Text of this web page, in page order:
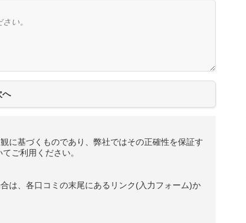
に基づくものであり、弊社ではその正確性を保証す
ご利用ください。
は、各口コミの末尾にあるリンク(入力フォーム)か